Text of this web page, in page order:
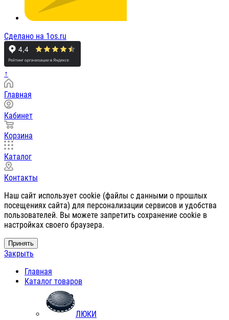
Сделано на 1os.ru
↑
Главная
Кабинет
Корзина
Каталог
Контакты
Наш сайт использует cookie (файлы с данными о прошлых
посещениях сайта) для персонализации сервисов и удобства
пользователей. Вы можете запретить сохранение cookie в
настройках своего браузера.
Принять
Закрыть
Главная
Каталог товаров
ЛЮКИ